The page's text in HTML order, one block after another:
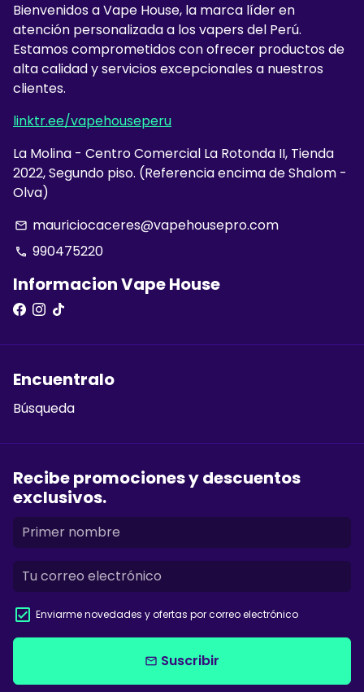
Bienvenidos a Vape House, la marca líder en
atención personalizada a los vapers del Perú.
Estamos comprometidos con ofrecer productos de
alta calidad y servicios excepcionales a nuestros
clientes.
linktr.ee/vapehouseperu
La Molina - Centro Comercial La Rotonda II, Tienda
2022, Segundo piso. (Referencia encima de Shalom -
Olva)
email mauriciocaceres@vapehousepro.com
phone 990475220
Informacion Vape House
Encuentralo
Búsqueda
Recibe promociones y descuentos
exclusivos.
Enviarme novedades y ofertas por correo electrónico
email Suscribir